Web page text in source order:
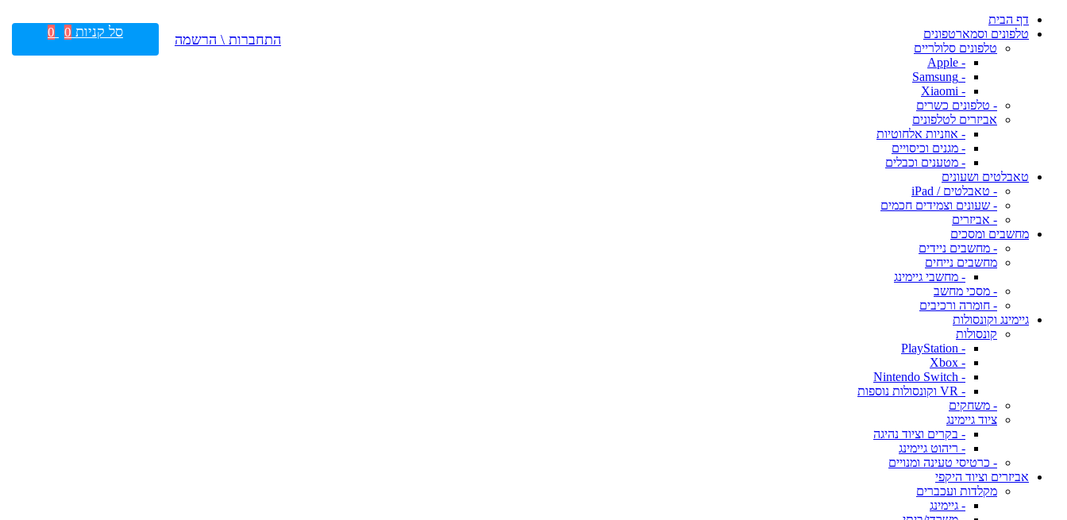
דף הבית
טלפונים וסמארטפונים
טלפונים סלולריים
- Apple
- Samsung
- Xiaomi
- טלפונים כשרים
אביזרים לטלפונים
- אוזניות אלחוטיות
- מגנים וכיסויים
- מטענים וכבלים
טאבלטים ושעונים
- טאבלטים / iPad
- שעונים וצמידים חכמים
- אביזרים
מחשבים ומסכים
- מחשבים ניידים
מחשבים נייחים
- מחשבי גיימינג
- מסכי מחשב
- חומרה ורכיבים
גיימינג וקונסולות
קונסולות
- PlayStation
- Xbox
- Nintendo Switch
- VR וקונסולות נוספות
- משחקים
ציוד גיימינג
- בקרים וציוד נהיגה
- ריהוט גיימינג
- כרטיסי טעינה ומנויים
אביזרים וציוד היקפי
מקלדות ועכברים
- גיימינג
התחברות \ הרשמה סל קניות 0
0